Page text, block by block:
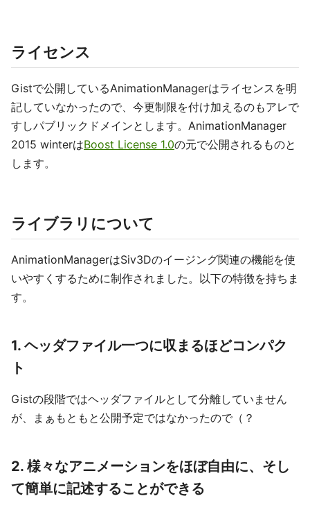
ライセンス
Gistで公開しているAnimationManagerはライセンスを明
記していなかったので、今更制限を付け加えるのもアレで
すしパブリックドメインとします。AnimationManager
2015 winterはBoost License 1.0の元で公開されるものと
します。
ライブラリについて
AnimationManagerはSiv3Dのイージング関連の機能を使
いやすくするために制作されました。以下の特徴を持ちま
す。
1. ヘッダファイル一つに収まるほどコンパク
ト
Gistの段階ではヘッダファイルとして分離していません
が、まぁもともと公開予定ではなかったので（？
2. 様々なアニメーションをほぼ自由に、そし
て簡単に記述することができる